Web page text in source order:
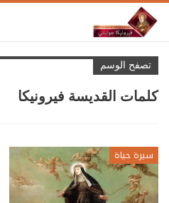
تصفح الوسم
كلمات القديسة فيرونيكا
سيرة حياة